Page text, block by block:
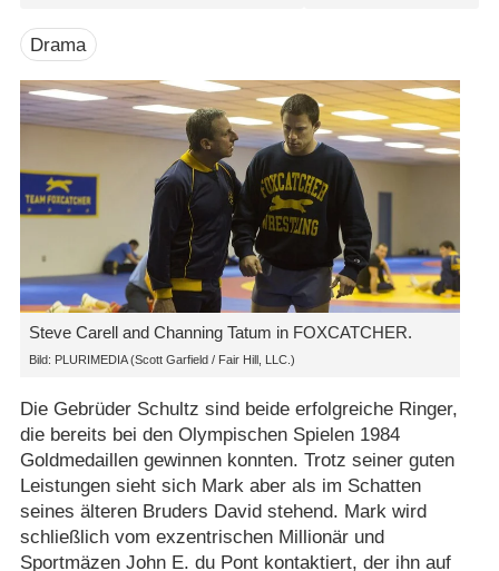
Drama
Steve Carell and Channing Tatum in FOXCATCHER.
Bild: PLURIMEDIA (Scott Garfield /​ Fair Hill, LLC.)
Die Gebrüder Schultz sind beide erfolgreiche Ringer,
die bereits bei den Olympischen Spielen 1984
Goldmedaillen gewinnen konnten. Trotz seiner guten
Leistungen sieht sich Mark aber als im Schatten
seines älteren Bruders David stehend. Mark wird
schließlich vom exzentrischen Millionär und
Sportmäzen John E. du Pont kontaktiert, der ihn auf